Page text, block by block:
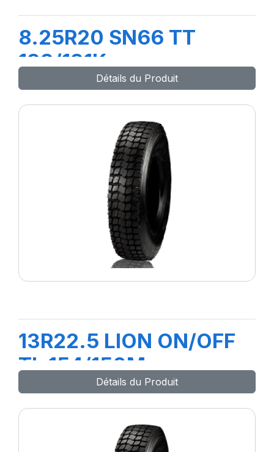
8.25R20 SN66 TT
133/131K
Détails du Produit
13R22.5 LION ON/OFF
TL 154/150M
Détails du Produit